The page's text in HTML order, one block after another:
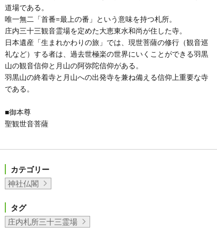
道場である。
唯一無二「首番=最上の番」という意味を持つ札所。
庄内三十三観音霊場を定めた大恵東水和尚が住した寺。
日本遺産「生まれかわりの旅」では、現世菩薩の修行（観音巡
礼など）する者は、過去世極楽の世界にいくことができる羽黒
山の観音信仰と月山の阿弥陀信仰がある。
羽黒山の終着寺と月山への出発寺を兼ね備える信仰上重要な寺
である。
■御本尊
聖観世音菩薩
カテゴリー
神社仏閣
タグ
庄内札所三十三霊場